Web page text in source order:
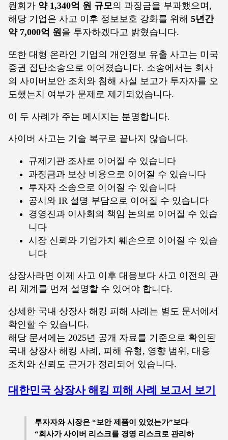
원회가 약 1,340억 원 규모의 과징금을 부과했으며,
해당 기업은 사고 이후 정보보호 강화를 위해 5년간
약 7,000억 원을 투자하겠다고 밝혔습니다.
또한 대형 온라인 기업의 개인정보 유출 사고는 미국
증권 집단소송으로 이어졌습니다. 소송에서는 회사
의 사이버보안 조치와 침해 사실 보고가 투자자를 오
도했는지 여부가 문제로 제기되었습니다.
이 두 사례가 주는 메시지는 분명합니다.
사이버 사고는 기술 복구로 끝나지 않습니다.
규제기관 조사로 이어질 수 있습니다
과징금과 보상 비용으로 이어질 수 있습니다
투자자 소송으로 이어질 수 있습니다
공시와 IR 설명 부담으로 이어질 수 있습니다
경영진과 이사회의 책임 논의로 이어질 수 있습
니다
시장 신뢰와 기업가치 훼손으로 이어질 수 있습
니다
상장사라면 이제 사고 이후 대응보다 사고 이전의 관
리 체계를 먼저 설명할 수 있어야 합니다.
상세한 국내 상장사 해킹 피해 사례는 별도 문서에서
확인할 수 있습니다.
해당 문서에는 2025년 공개 자료를 기준으로 확인된
국내 상장사 해킹 사례, 피해 유형, 영향 범위, 대응
조치와 신뢰도 근거가 정리되어 있습니다.
대한민국 상장사 해킹 피해 사례 보고서 보기
투자자와 시장은 “보안 제품이 있었는가”보다
“회사가 사이버 리스크를 경영 리스크로 관리하